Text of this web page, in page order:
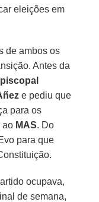
eleições em
de ambos os
Antes da
e pediu que
para os
ao MAS. Do
para que
ocupava,
de semana,